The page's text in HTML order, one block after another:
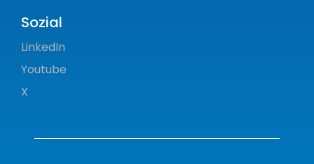
Sozial
LinkedIn
Youtube
X